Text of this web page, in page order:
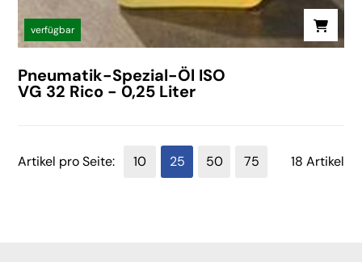
verfügbar
Pneumatik-Spezial-Öl ISO
VG 32 Rico - 0,25 Liter
18 Artikel
Artikel pro Seite: 10 25 50 75